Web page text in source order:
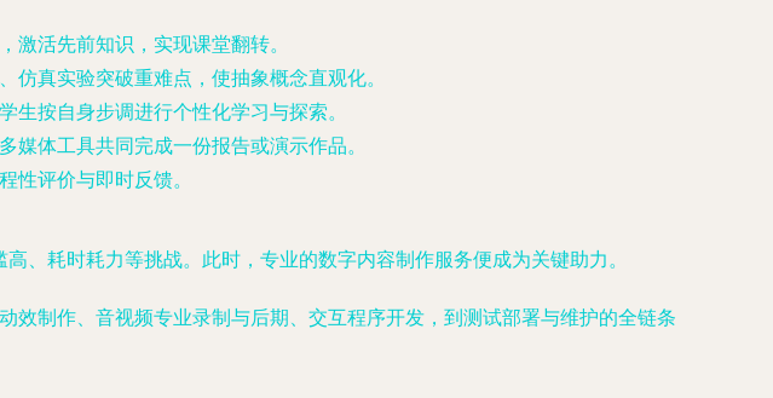
激活先前知识，实现课堂翻转。
仿真实验突破重难点，使抽象概念直观化。
生按自身步调进行个性化学习与探索。
媒体工具共同完成一份报告或演示作品。
性评价与即时反馈。
、耗时耗力等挑战。此时，专业的数字内容制作服务便成为关键助力。
效制作、音视频专业录制与后期、交互程序开发，到测试部署与维护的全链条